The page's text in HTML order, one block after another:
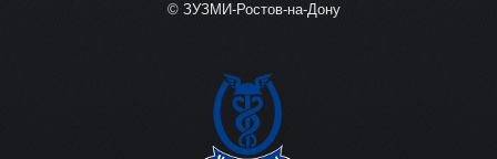
© ЗУЗМИ-Ростов-на-Дону